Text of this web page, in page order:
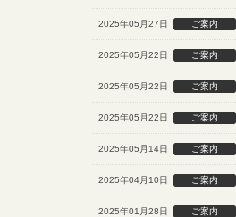
2025年05月27日 ご案内
2025年05月22日 ご案内
2025年05月22日 ご案内
2025年05月22日 ご案内
2025年05月14日 ご案内
2025年04月10日 ご案内
2025年01月28日 ご案内